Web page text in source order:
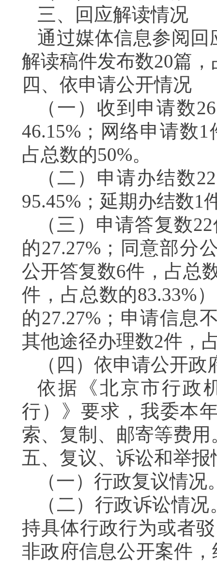
三、回应解读情况
通过媒体信息参阅
解读稿件发布数20篇，
四、依申请公开情况
（一）收到申请数
46.15% ；网络申请数1
占总数的50%。
（二）申请办结数2
95.45% ；延期办结数1
（三）申请答复数2
的27.27%；同意部分
公开答复数6件，占总
件，占总数的83.33%）
的27.27%；申请信息
其他途径办理数2件，
（四）依申请公开
依据《北京市行政
行）》要求，我委本
索、复制、邮寄等费用
五、复议、诉讼和举报
（一）行政复议情
（二）行政诉讼情
持具体行政行为或者
非政府信息公开案件